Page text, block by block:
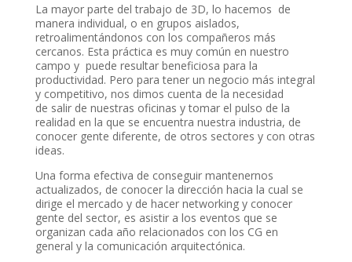
La mayor parte del trabajo de 3D, lo hacemos de
manera individual, o en grupos aislados,
retroalimentándonos con los compañeros más
cercanos. Esta práctica es muy común en nuestro
campo y puede resultar beneficiosa para la
productividad. Pero para tener un negocio más integral
y competitivo, nos dimos cuenta de la necesidad
de salir de nuestras oficinas y tomar el pulso de la
realidad en la que se encuentra nuestra industria, de
conocer gente diferente, de otros sectores y con otras
ideas.
Una forma efectiva de conseguir mantenernos
actualizados, de conocer la dirección hacia la cual se
dirige el mercado y de hacer networking y conocer
gente del sector, es asistir a los eventos que se
organizan cada año relacionados con los CG en
general y la comunicación arquitectónica.